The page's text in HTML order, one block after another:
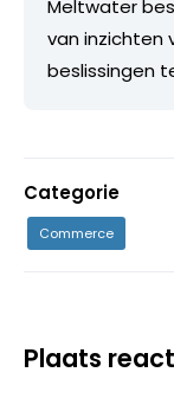
Meltwater
van inzichten
beslissingen
Categorie
Commerce
Plaats